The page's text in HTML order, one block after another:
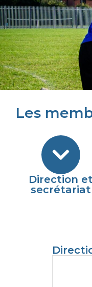
Les
Direction et
secrétariat